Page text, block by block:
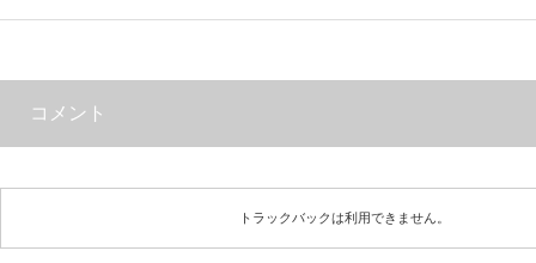
コメント
トラックバックは利用できません。